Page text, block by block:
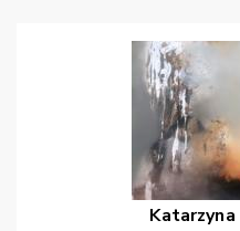
Katarzyna